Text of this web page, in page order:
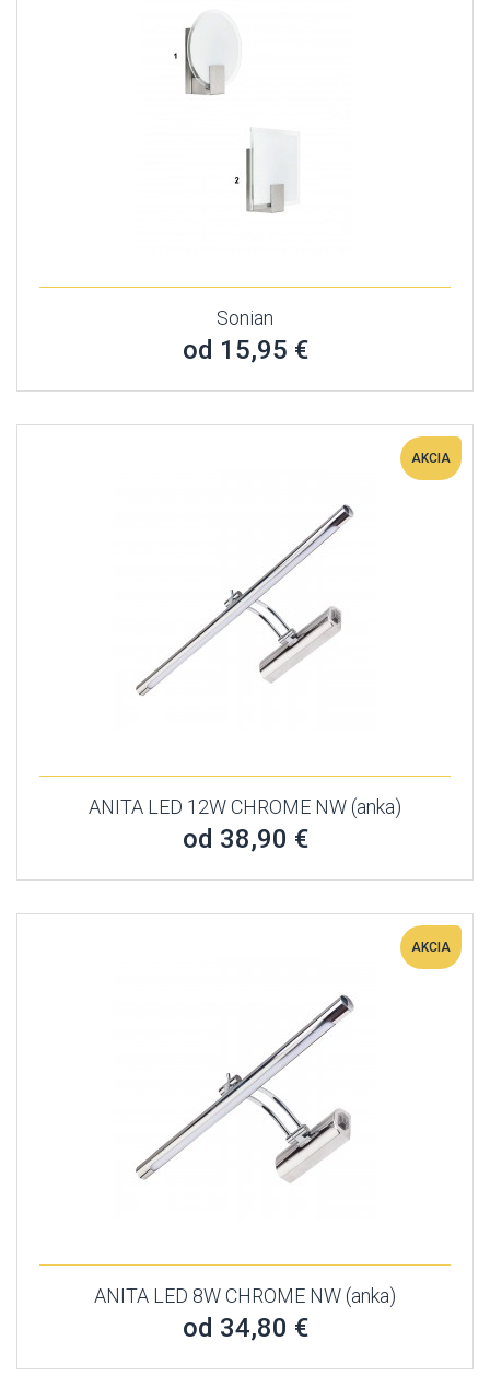
Sonian
od 15,95 €
AKCIA
ANITA LED 12W CHROME NW (anka)
od 38,90 €
AKCIA
ANITA LED 8W CHROME NW (anka)
od 34,80 €